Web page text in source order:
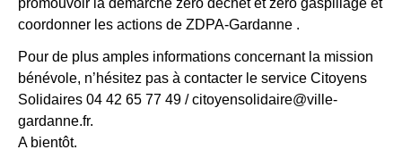
promouvoir la démarche zéro déchet et zéro gaspillage et
coordonner les actions de ZDPA-Gardanne .
Pour de plus amples informations concernant la mission
bénévole, n’hésitez pas à contacter le service Citoyens
Solidaires 04 42 65 77 49 / citoyensolidaire@ville-
gardanne.fr.
A bientôt.